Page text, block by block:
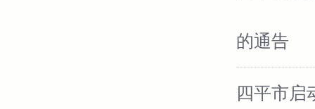
的通告
四平市启